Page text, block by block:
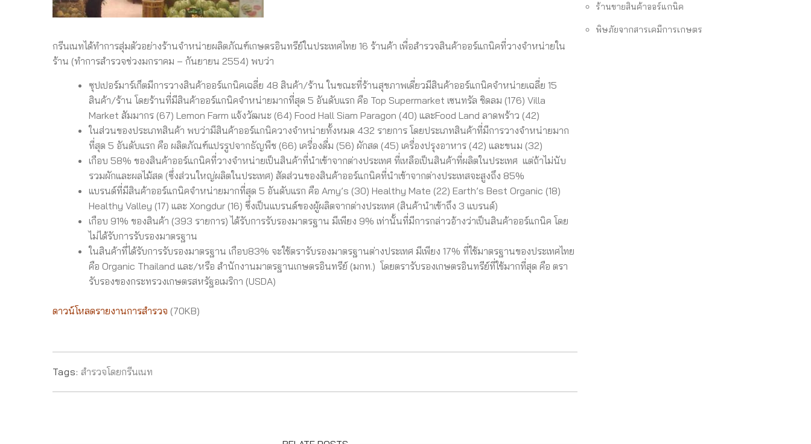
กรีนเนทได้ทำการสุ่มตัวอย่างร้านจำหน่ายผลิตภัณฑ์เกษตรอินทรีย์ในประเทศไทย 16 ร้านค้า เพื่อสำรวจสินค้าออร์แกนิคที่วางจำหน่ายใน
ร้าน (ทำการสำรวจช่วงมกราคม – กันยายน 2554) พบว่า
ซุปเปอร์มาร์เก็ตมีการวางสินค้าออร์แกนิคเฉลี่ย 48 สินค้า/ร้าน ในขณะที่ร้านสุขภาพเดี่ยวมีสินค้าออร์แกนิคจำหน่ายเฉลี่ย 15
สินค้า/ร้าน โดยร้านที่มีสินค้าออร์แกนิคจำหน่ายมากที่สุด 5 อันดับแรก คือ Top Supermarket เซนทรัล ชิดลม (176) Villa
Market สัมมากร (67) Lemon Farm แจ้งวัฒนะ (64) Food Hall Siam Paragon (40) และFood Land ลาดพร้าว (42)
ในส่วนของประเภทสินค้า พบว่ามีสินค้าออร์แกนิควางจำหน่ายทั้งหมด 432 รายการ โดยประเภทสินค้าที่มีการวางจำหน่ายมาก
ที่สุด 5 อันดับแรก คือ ผลิตภัณฑ์แปรรูปจากธัญพืช (66) เครื่องดื่ม (56) ผักสด (45) เครื่องปรุงอาหาร (42) และขนม (32)
เกือบ 58% ของสินค้าออร์แกนิคที่วางจำหน่ายเป็นสินค้าที่นำเข้าจากต่างประเทศ ที่เหลือเป็นสินค้าที่ผลิตในประเทศ แต่ถ้าไม่นับ
รวมผักและผลไม้สด (ซึ่งส่วนใหญ่ผลิตในประเทศ) สัดส่วนของสินค้าออร์แกนิคที่นำเข้าจากต่างประเทสจะสูงถึง 85%
แบรนด์ที่มีสินค้าออร์แกนิคจำหน่ายมากที่สุด 5 อันดับแรก คือ Amy’s (30) Healthy Mate (22) Earth’s Best Organic (18)
Healthy Valley (17) และ Xongdur (16) ซึ่งเป็นแบรนด์ของผู้ผลิตจากต่างประเทศ (สินค้านำเข้าถึง 3 แบรนด์)
เกือบ 91% ของสินค้า (393 รายการ) ได้รับการรับรองมาตรฐาน มีเพียง 9% เท่านั้นที่มีการกล่าวอ้างว่าเป็นสินค้าออร์แกนิค โดย
ไม่ได้รับการรับรองมาตรฐาน
ในสินค้าที่ได้รับการรับรองมาตรฐาน เกือบ83% จะใช้ตรารับรองมาตรฐานต่างประเทศ มีเพียง 17% ที่ใช้มาตรฐานของประเทศไทย
คือ Organic Thailand และ/หรือ สำนักงานมาตรฐานเกษตรอินทรีย์ (มกท.) โดยตรารับรองเกษตรอินทรีย์ที่ใช้มากที่สุด คือ ตรา
รับรองของกระทรวงเกษตรสหรัฐอเมริกา (USDA)
ดาวน์โหลดรายงานการสำรวจ (70KB)
Tags: สำรวจโดยกรีนเนท
ร้านขายสินค้าออร์แกนิค
พิษภัยจากสารเคมีการเกษตร